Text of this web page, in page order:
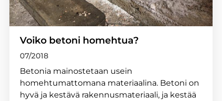
Voiko betoni homehtua?
07/2018
Betonia mainostetaan usein
homehtumattomana materiaalina. Betoni on
hyvä ja kestävä rakennusmateriaali, ja kestää